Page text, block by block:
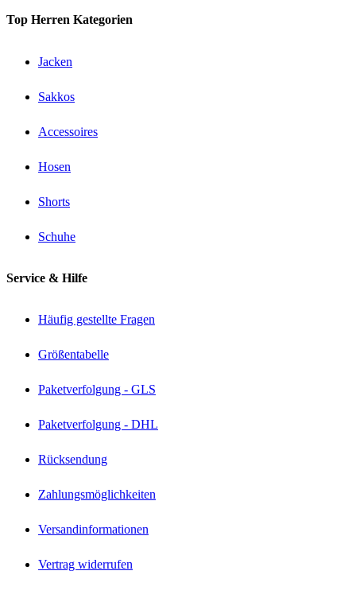
Top Herren Kategorien
Jacken
Sakkos
Accessoires
Hosen
Shorts
Schuhe
Service & Hilfe
Häufig gestellte Fragen
Größentabelle
Paketverfolgung - GLS
Paketverfolgung - DHL
Rücksendung
Zahlungsmöglichkeiten
Versandinformationen
Vertrag widerrufen